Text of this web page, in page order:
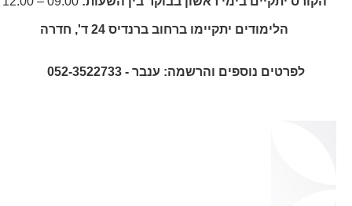
הלימודים יתקיימו ברחוב ברנדיס 24 ד', חדרה
לפרטים נוספים והרשמה: ענבר - 052-3522733